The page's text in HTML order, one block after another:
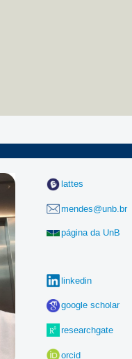
lattes
mendes@unb.br
página da UnB
linkedin
google scholar
researchgate
orcid